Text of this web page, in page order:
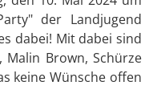
der Landjugend
dabei! Mit dabei sind
Malin Brown, Schürze
keine Wünsche offen